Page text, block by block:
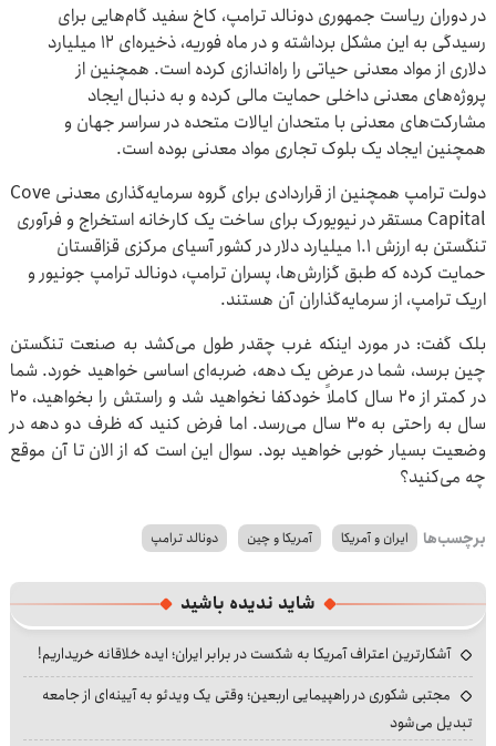
در دوران ریاست جمهوری دونالد ترامپ، کاخ سفید گام‌هایی برای
رسیدگی به این مشکل برداشته و در ماه فوریه، ذخیره‌ای ۱۲ میلیارد
دلاری از مواد معدنی حیاتی را راه‌اندازی کرده است. همچنین از
پروژه‌های معدنی داخلی حمایت مالی کرده و به دنبال ایجاد
مشارکت‌های معدنی با متحدان ایالات متحده در سراسر جهان و
همچنین ایجاد یک بلوک تجاری مواد معدنی بوده است.
دولت ترامپ همچنین از قراردادی برای گروه سرمایه‌گذاری معدنی Cove
Capital مستقر در نیویورک برای ساخت یک کارخانه استخراج و فرآوری
تنگستن به ارزش ۱.۱ میلیارد دلار در کشور آسیای مرکزی قزاقستان
حمایت کرده که طبق گزارش‌ها، پسران ترامپ، دونالد ترامپ جونیور و
اریک ترامپ، از سرمایه‌گذاران آن هستند.
بلک گفت: در مورد اینکه غرب چقدر طول می‌کشد به صنعت تنگستن
چین برسد، شما در عرض یک دهه، ضربه‌ای اساسی خواهید خورد. شما
در کمتر از ۲۰ سال کاملاً خودکفا نخواهید شد و راستش را بخواهید، ۲۰
سال به راحتی به ۳۰ سال می‌رسد. اما فرض کنید که ظرف دو دهه در
وضعیت بسیار خوبی خواهید بود. سوال این است که از الان تا آن موقع
چه می‌کنید؟
برچسب‌ها ایران و آمریکا آمریکا و چین دونالد ترامپ
شاید ندیده باشید
آشکارترین اعتراف آمریکا به شکست در برابر ایران؛ ایده خلاقانه خریداریم!
مجتبی شکوری در راهپیمایی اربعین؛ وقتی یک ویدئو به آیینه‌ای از جامعه
تبدیل می‌شود